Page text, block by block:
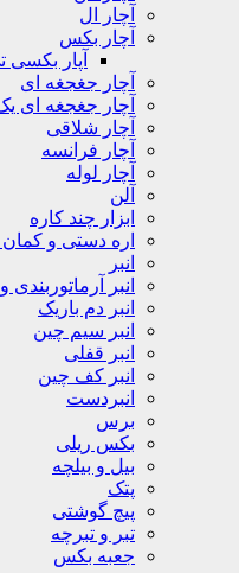
آچار ال
آچار بکس
آپار بکسی
آچار جغجغه ای
آچار جغجغه ای
آچار شلاقی
آچار فرانسه
آچار لوله
آلن
ابزار چند کاره
اره دستی و کمان
انبر
انبر آرماتوربندی
انبر دم باریک
انبر سیم چین
انبر قفلی
انبر کف چین
انبردست
برس
بکس ریلی
بیل و بیلچه
پتک
پیچ گوشتی
تبر و تبرچه
جعبه بکس